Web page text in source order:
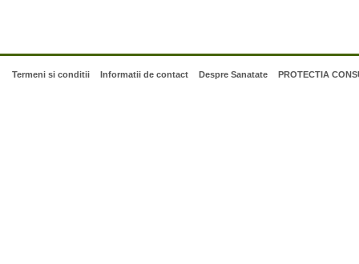
Termeni si conditii Informatii de contact Despre Sanatate PROTECTIA